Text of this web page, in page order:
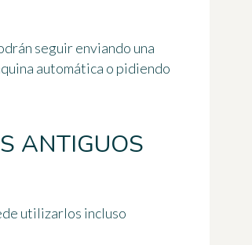
seguirenviando una
automática o pidiendo
ANTIGUOS
utilizarlos incluso